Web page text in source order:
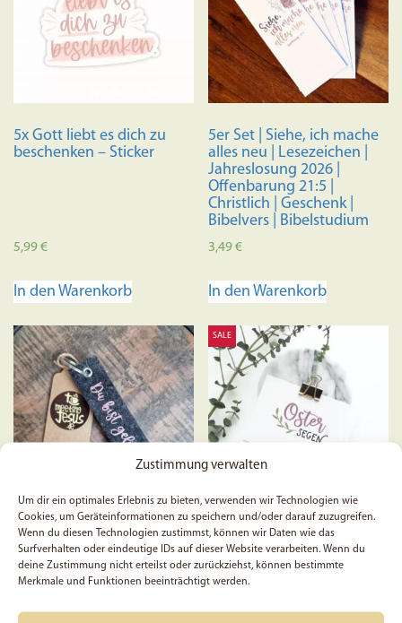
Zustimmung verwalten
Um dir ein optimales Erlebnis zu bieten, verwenden wir Technologien wie
Cookies, um Geräteinformationen zu speichern und/oder darauf zuzugreifen.
Wenn du diesen Technologien zustimmst, können wir Daten wie das
Surfverhalten oder eindeutige IDs auf dieser Website verarbeiten. Wenn du
deine Zustimmung nicht erteilst oder zurückziehst, können bestimmte
Merkmale und Funktionen beeinträchtigt werden.
5x Gott liebt es dich zu
beschenken – Sticker
5,99€
In den Warenkorb
5er Set | Siehe, ich mache
alles neu | Lesezeichen |
Jahreslosung 2026 |
Offenbarung 21:5 |
Christlich | Geschenk |
Bibelvers | Bibelstudium
3,49€
In den Warenkorb
Du bist geliebt – Filz-
Schlüsselanhänger
SALE
Oster-Segen – Postkarte